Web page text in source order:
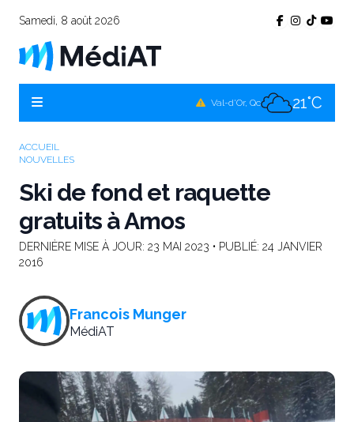
Samedi, 8 août 2026
Val-d'Or, Qc 21°C
ACCUEIL
NOUVELLES
Ski de fond et raquette
gratuits à Amos
DERNIÈRE MISE À JOUR: 23 MAI 2023 • PUBLIÉ: 24 JANVIER
2016
Francois Munger
MédiAT